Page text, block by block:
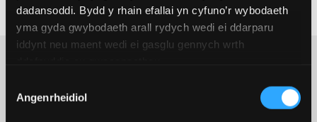
dadansoddi. Bydd y rhain efallai yn cyfuno’r wybodaeth
yma gyda gwybodaeth arall rydych wedi ei ddarparu
iddynt neu maent wedi ei gasglu gennych wrth
Caniatâd
Angenrheidiol